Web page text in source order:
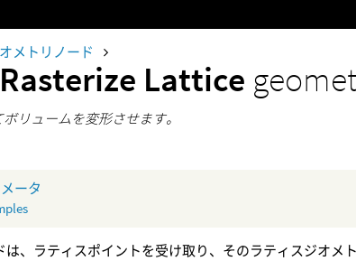
メトリノード
Lattice
リュームを変形させます。
ータ
は、ラティスポイントを受け取り、そのラティスジオメ